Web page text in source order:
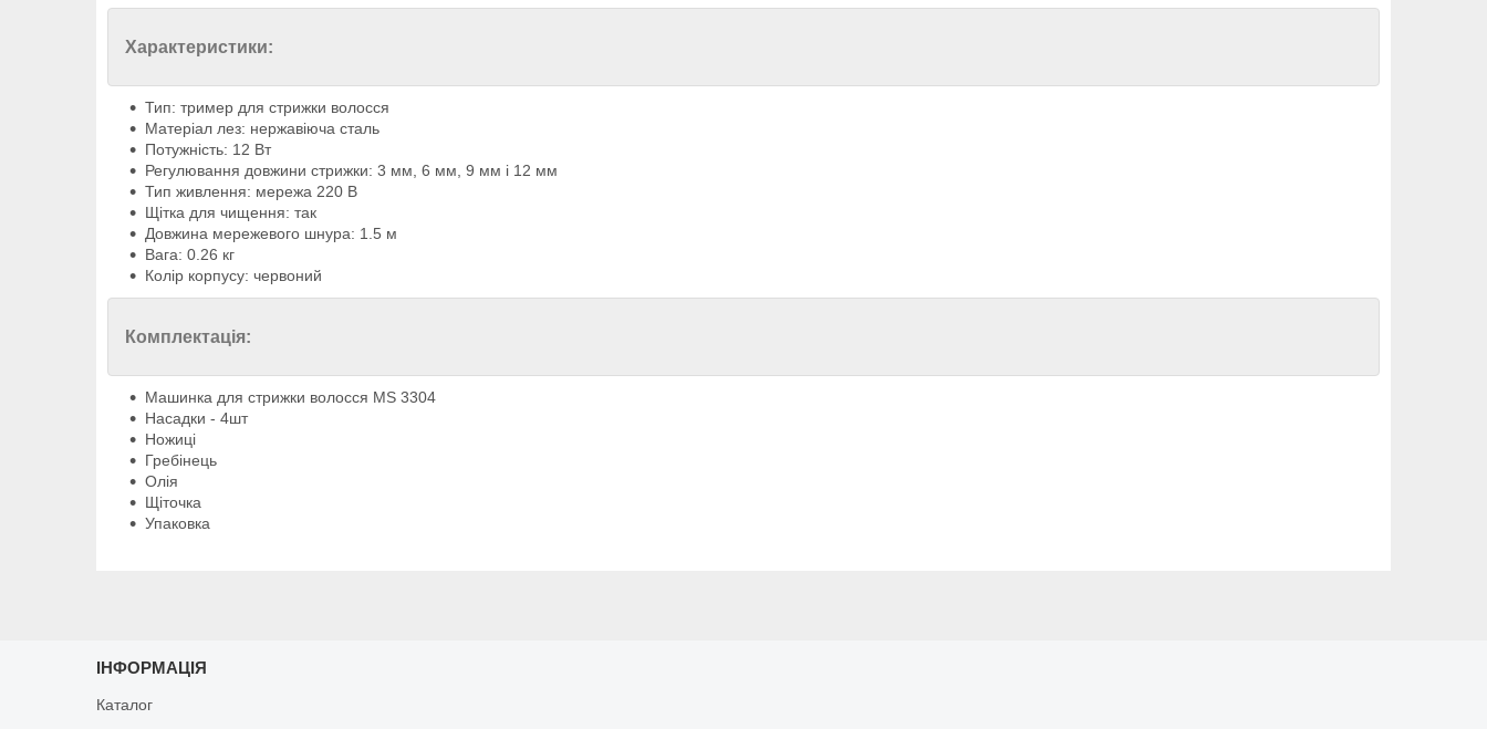
Характеристики:
Тип: тример для стрижки волосся
Матеріал лез: нержавіюча сталь
Потужність: 12 Вт
Регулювання довжини стрижки: 3 мм, 6 мм, 9 мм і 12 мм
Тип живлення: мережа 220 В
Щітка для чищення: так
Довжина мережевого шнура: 1.5 м
Вага: 0.26 кг
Колір корпусу: червоний
Комплектація:
Машинка для стрижки волосся MS 3304
Насадки - 4шт
Ножиці
Гребінець
Олія
Щіточка
Упаковка
ІНФОРМАЦІЯ
Каталог